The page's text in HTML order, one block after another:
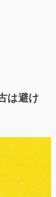
は避け